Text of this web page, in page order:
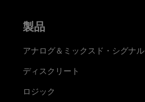
製品
アナログ＆ミックスド・シグナル
ディスクリート
ロジック